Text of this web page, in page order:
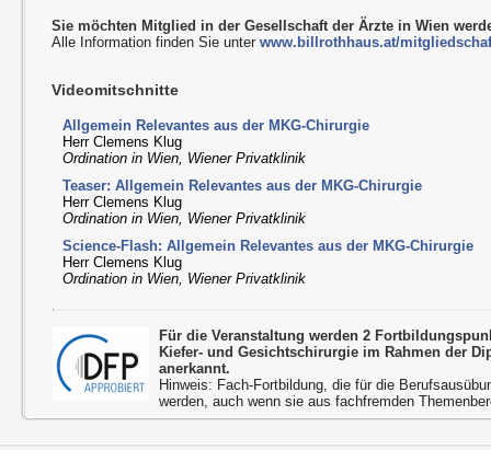
Sie möchten Mitglied in der Gesellschaft der Ärzte in Wien
Alle Information finden Sie unterwww.billrothhaus.at/
Videomitschnitte
Allgemein Relevantes aus der MKG-Chirurgie
Herr Clemens Klug
Ordination in Wien, Wiener Privatklinik
Teaser: Allgemein Relevantes aus der MKG-Chirurgie
Herr Clemens Klug
Ordination in Wien, Wiener Privatklinik
Science-Flash: Allgemein Relevantes aus der MKG-Chirurgie
Herr Clemens Klug
Ordination in Wien, Wiener Privatklinik
Für die Veranstaltung werden 2
Kiefer- und Gesichtschirurgie im Rahmen der
anerkannt.
Hinweis: Fach-Fortbildung, die für die
werden, auch wenn sie aus fachfremden